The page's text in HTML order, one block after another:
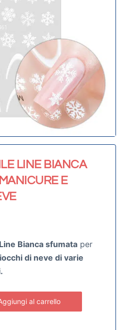
LINE BIANCA
E
Bianca sfumata per
di neve di varie
al carrello